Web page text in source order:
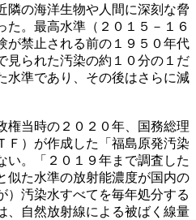
隣の海洋生物や人間に深刻な脅
た。最高水準（２０１５－１６
が禁止される前の１９５０年代
見られた汚染の約１０分の１だ
水準であり、その後はさらに減
権当時の２０２０年、国務総理
Ｆ）が作成した「福島原発汚染
い。「２０１９年まで調査した
似た水準の放射能濃度が国内の
）汚染水すべてを毎年処分する
、自然放射線による被ばく線量